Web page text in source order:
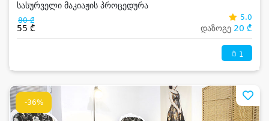
სასურველი მაკიაჟის პროცედურა
80 ₾
55 ₾
5.0
დაზოგე 20 ₾
1
-36%